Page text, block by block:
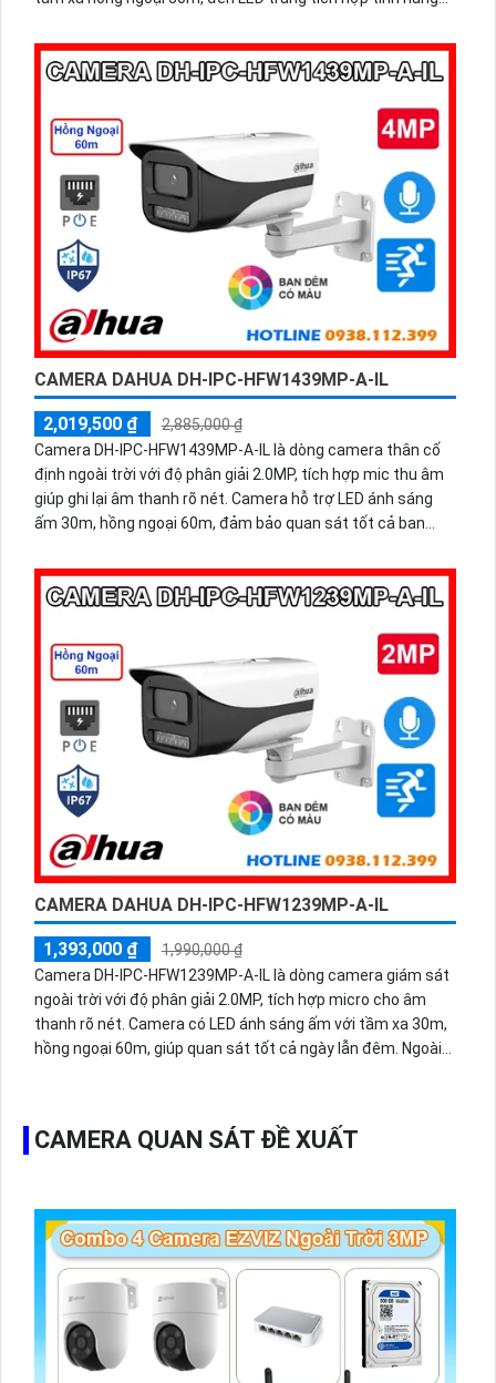
đàm thoại hai chiều cùng khe cắm thẻ nhớ lên đến 256GB,
mang lại giải pháp an ninh toàn diện.
CAMERA DAHUA DH-IPC-HFW1439MP-A-IL
2,019,500 ₫
2,885,000 ₫
Camera DH-IPC-HFW1439MP-A-IL là dòng camera thân cố
định ngoài trời với độ phân giải 2.0MP, tích hợp mic thu âm
giúp ghi lại âm thanh rõ nét. Camera hỗ trợ LED ánh sáng
ấm 30m, hồng ngoại 60m, đảm bảo quan sát tốt cả ban
chuẩn chống nước IP67, camera hoạt động bền bỉ trong
mọi điều kiện thời tiết.
CAMERA DAHUA DH-IPC-HFW1239MP-A-IL
1,393,000 ₫
1,990,000 ₫
Camera DH-IPC-HFW1239MP-A-IL là dòng camera giám sát
ngoài trời với độ phân giải 2.0MP, tích hợp micro cho âm
thanh rõ nét. Camera có LED ánh sáng ấm với tầm xa 30m,
hồng ngoại 60m, giúp quan sát tốt cả ngày lẫn đêm. Ngoài
CAMERA QUAN SÁT ĐỀ XUẤT